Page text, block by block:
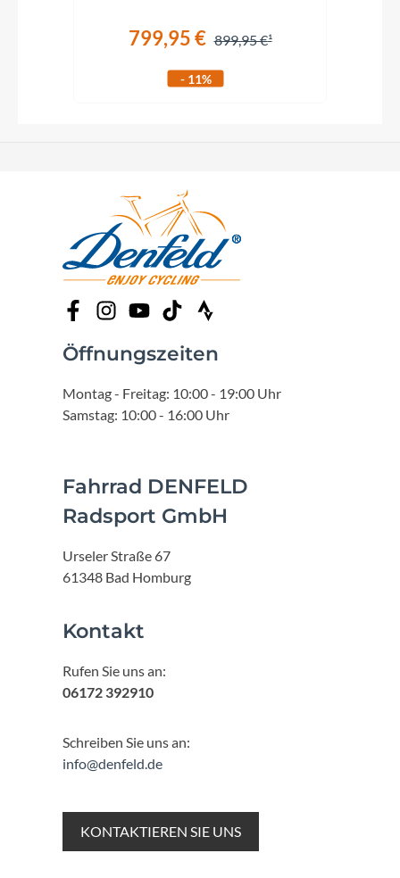
799,95 € 899,95 €
- 11%
Öffnungszeiten
Montag - Freitag: 10:00 - 19:00 Uhr
Samstag: 10:00 - 16:00 Uhr
Fahrrad DENFELD
Radsport GmbH
Urseler Straße 67
61348 Bad Homburg
Kontakt
Rufen Sie uns an:
06172 392910
Schreiben Sie uns an:
info@denfeld.de
KONTAKTIEREN SIE UNS